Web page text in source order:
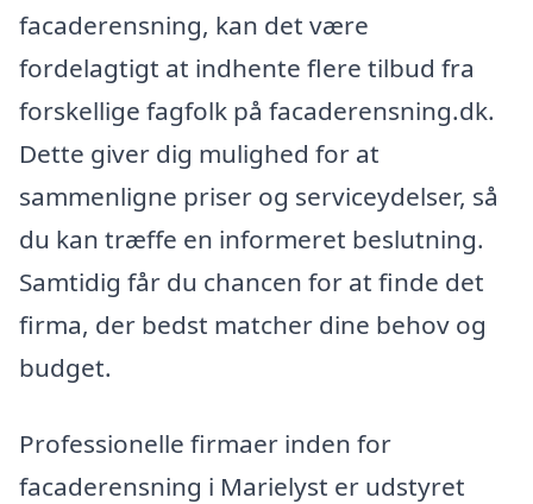
facaderensning, kan det være
fordelagtigt at indhente flere tilbud fra
forskellige fagfolk på facaderensning.dk.
Dette giver dig mulighed for at
sammenligne priser og serviceydelser, så
du kan træffe en informeret beslutning.
Samtidig får du chancen for at finde det
firma, der bedst matcher dine behov og
budget.
Professionelle firmaer inden for
facaderensning i Marielyst er udstyret